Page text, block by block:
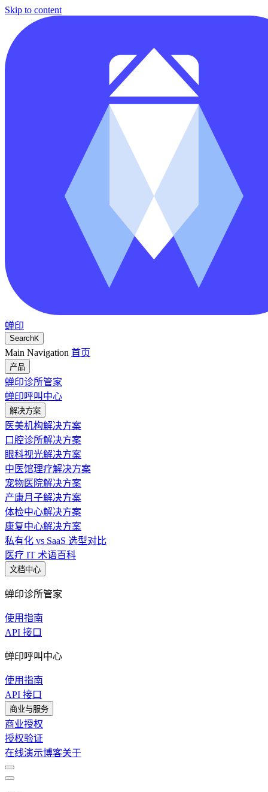
Skip to content
蝉印
SearchK
Main Navigation 首页
产品
蝉印诊所管家
蝉印呼叫中心
解决方案
医美机构解决方案
口腔诊所解决方案
眼科视光解决方案
中医馆理疗解决方案
宠物医院解决方案
产康月子解决方案
体检中心解决方案
康复中心解决方案
私有化 vs SaaS 选型对比
医疗 IT 术语百科
文档中心
蝉印诊所管家
使用指南
API 接口
蝉印呼叫中心
使用指南
API 接口
商业与服务
商业授权
授权验证
在线演示博客关于